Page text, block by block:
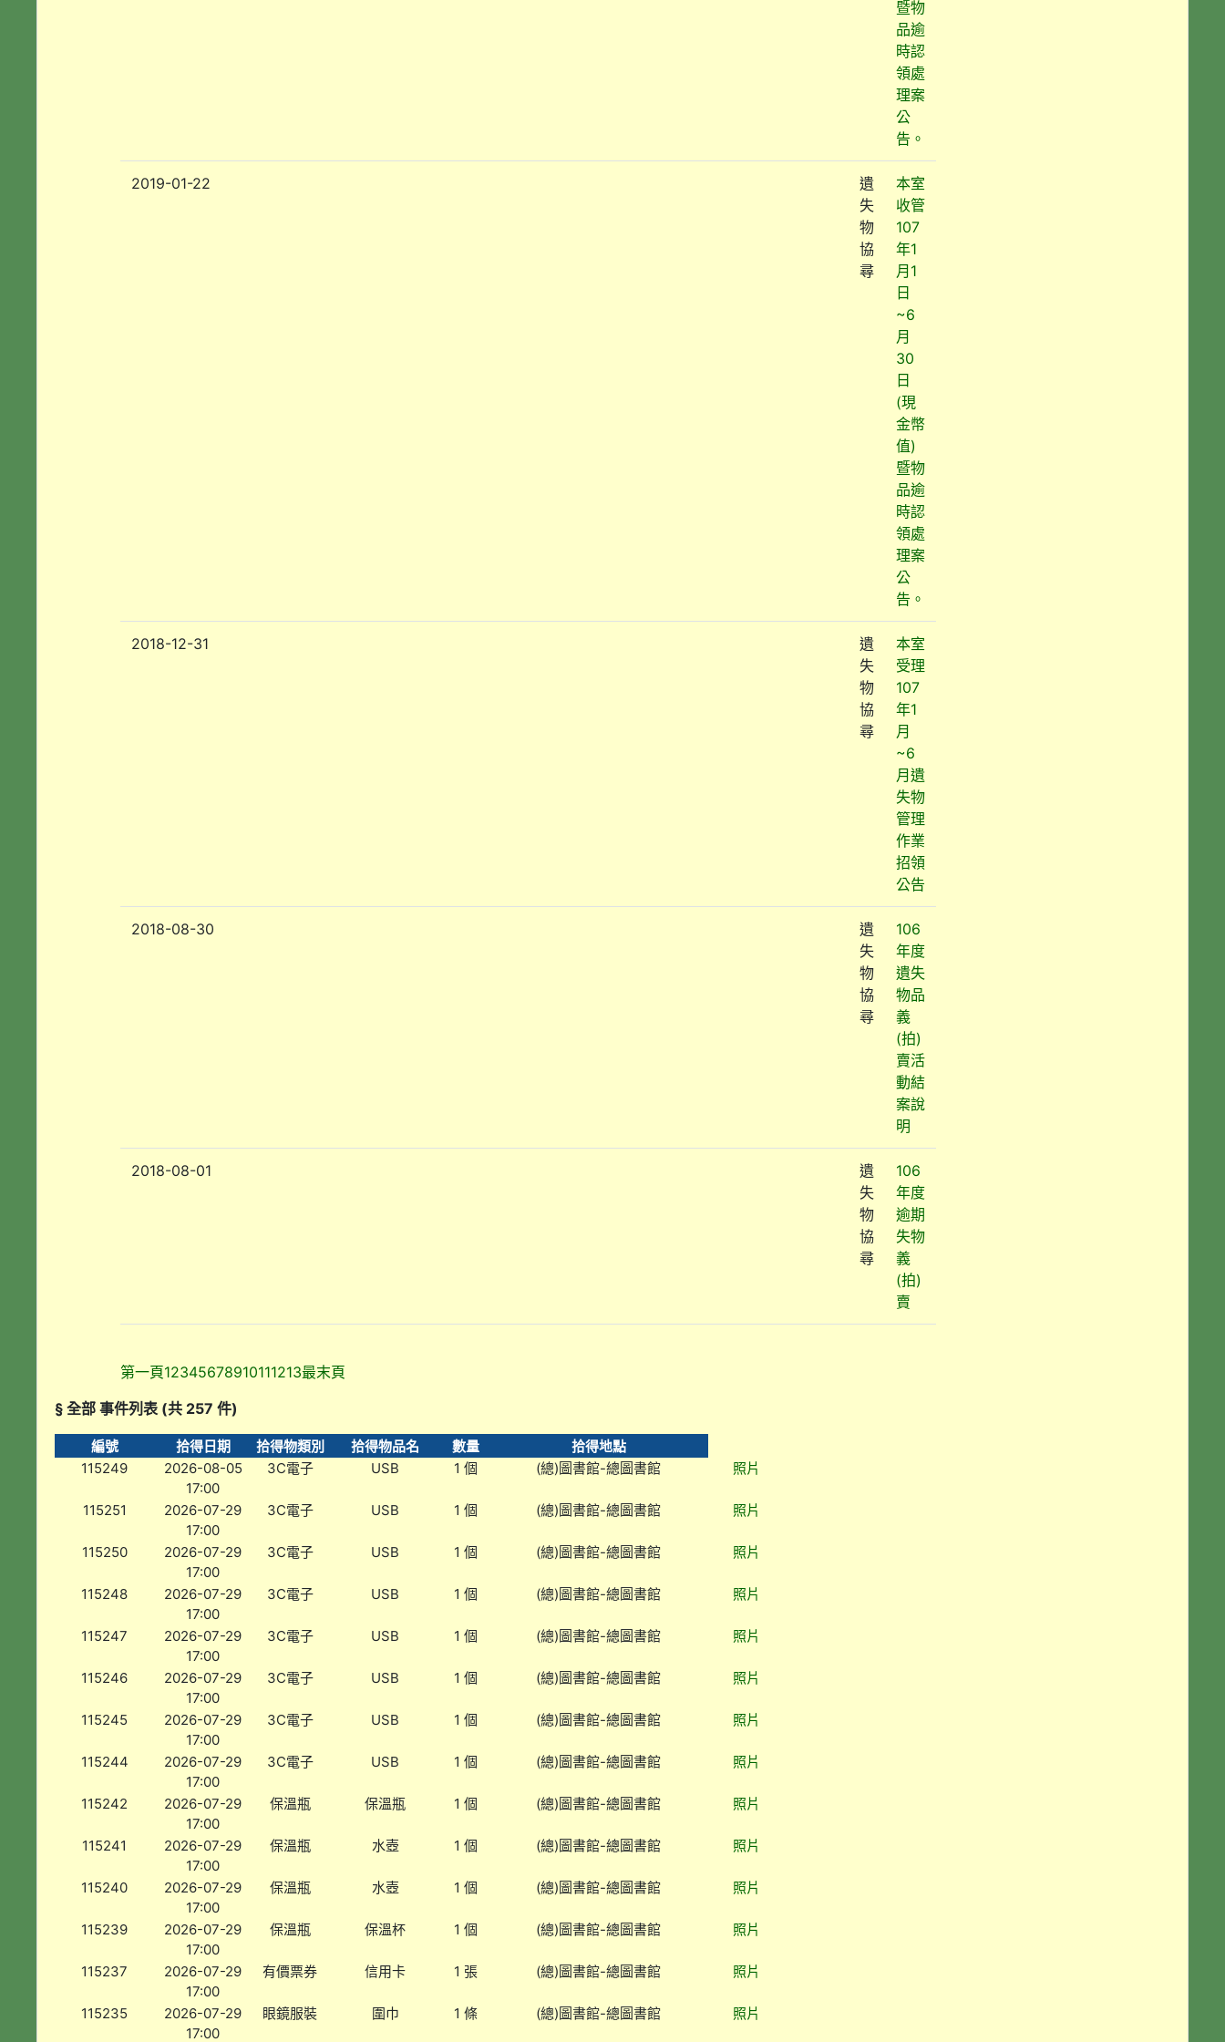
暨物
品逾
時認
領處
理案
公
告。
2019-01-22
遺
失
物
協
尋
本室
收管
107
年1
月1
日
~6
月
30
日
(現
金幣
值)
暨物
品逾
時認
領處
理案
公
告。
2018-12-31
遺
失
物
協
尋
本室
受理
107
年1
月
~6
月遺
失物
管理
作業
招領
公告
2018-08-30
遺
失
物
協
尋
106
年度
遺失
物品
義
(拍)
賣活
動結
案說
明
2018-08-01
遺
失
物
協
尋
106
年度
逾期
失物
義
(拍)
賣
第一頁12345678910111213最末頁
§ 全部 事件列表 (共 257 件)
編號 拾得日期 拾得物類別 拾得物品名 數量
拾得地點
115249
2026-08-05
17:00
3C電子 USB 1 個 (總)圖書館-總圖書館 照片
115251
2026-07-29
17:00
3C電子 USB 1 個 (總)圖書館-總圖書館 照片
115250
2026-07-29
17:00
3C電子 USB 1 個 (總)圖書館-總圖書館 照片
115248
2026-07-29
17:00
3C電子 USB 1 個 (總)圖書館-總圖書館 照片
115247
2026-07-29
17:00
3C電子 USB 1 個 (總)圖書館-總圖書館 照片
115246
2026-07-29
17:00
3C電子 USB 1 個 (總)圖書館-總圖書館 照片
115245
2026-07-29
17:00
3C電子 USB 1 個 (總)圖書館-總圖書館 照片
115244
2026-07-29
17:00
3C電子 USB 1 個 (總)圖書館-總圖書館 照片
115242
2026-07-29
17:00
保溫瓶 保溫瓶 1 個 (總)圖書館-總圖書館 照片
115241
2026-07-29
17:00
保溫瓶 水壺 1 個 (總)圖書館-總圖書館 照片
115240
2026-07-29
17:00
保溫瓶 水壺 1 個 (總)圖書館-總圖書館 照片
115239
2026-07-29
17:00
保溫瓶 保溫杯 1 個 (總)圖書館-總圖書館 照片
115237
2026-07-29
17:00
有價票券 信用卡 1 張 (總)圖書館-總圖書館 照片
115235
2026-07-29
17:00
眼鏡服裝 圍巾 1 條 (總)圖書館-總圖書館 照片